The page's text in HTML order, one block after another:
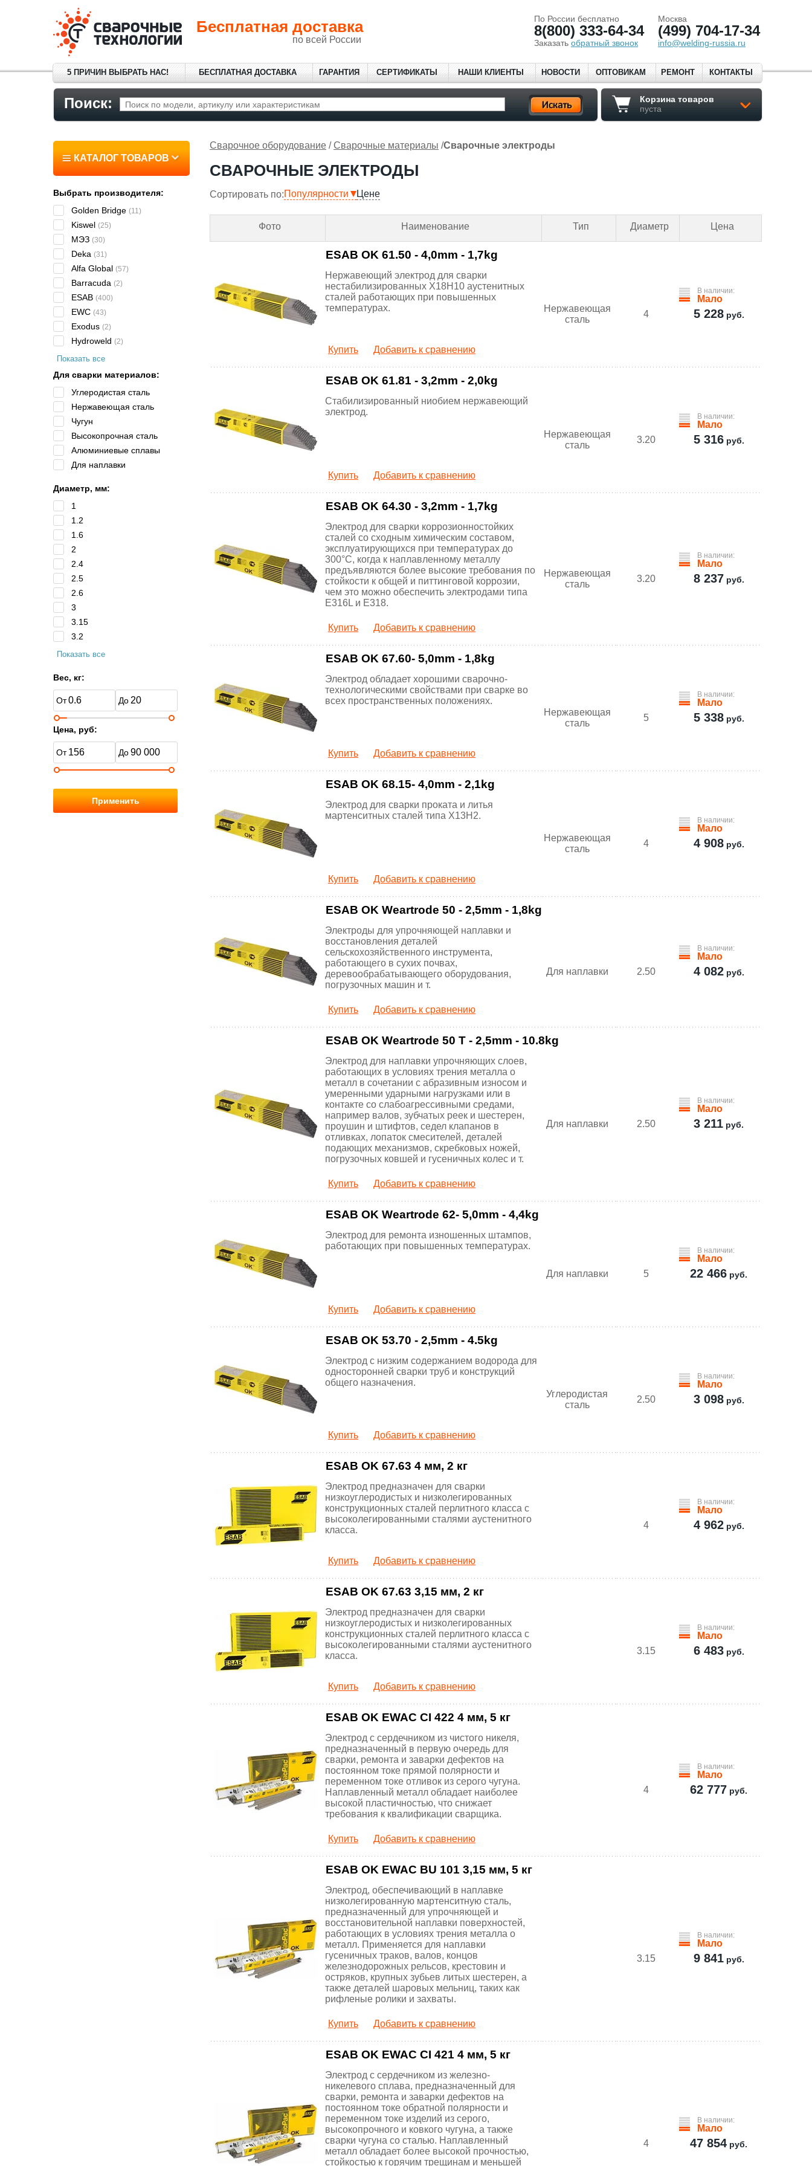
Бесплатная доставка
по всей России
По России бесплатно
8(800) 333-64-34
Заказать обратный звонок
Москва
(499) 704-17-34
info@welding-russia.ru
5 ПРИЧИН ВЫБРАТЬ НАС! БЕСПЛАТНАЯ ДОСТАВКА ГАРАНТИЯ СЕРТИФИКАТЫ НАШИ КЛИЕНТЫ НОВОСТИ ОПТОВИКАМ РЕМОНТ КОНТАКТЫ
Поиск:
Корзина товаров
пуста
Сварочное оборудование / Сварочные материалы /Сварочные электроды
СВАРОЧНЫЕ ЭЛЕКТРОДЫ
Сортировать по:Популярности Цене
Фото Наименование Тип Диаметр Цена
ESAB OK 61.50 - 4,0mm - 1,7kg
Нержавеющий электрод для сварки
нестабилизированных Х18Н10 аустенитных
сталей работающих при повышенных
температурах.
Купить Добавить к сравнению
Нержавеющая
сталь
4
В наличии:
Мало
5 228руб.
ESAB OK 61.81 - 3,2mm - 2,0kg
Стабилизированный ниобием нержавеющий
электрод.
Купить Добавить к сравнению
Нержавеющая
сталь
3.20
В наличии:
Мало
5 316руб.
ESAB OK 64.30 - 3,2mm - 1,7kg
Электрод для сварки коррозионностойких
сталей со сходным химическим составом,
эксплуатирующихся при температурах до
300°С, когда к наплавленному металлу
предъявляются более высокие требования по
стойкости к общей и питтинговой коррозии,
чем это можно обеспечить электродами типа
E316L и E318.
Купить Добавить к сравнению
Нержавеющая
сталь
3.20
В наличии:
Мало
8 237 руб.
ESAB OK 67.60- 5,0mm - 1,8kg
Электрод обладает хорошими сварочно-
технологическими свойствами при сварке во
всех пространственных положениях.
Купить Добавить к сравнению
Нержавеющая
сталь
5
В наличии:
Мало
5 338руб.
ESAB OK 68.15- 4,0mm - 2,1kg
Электрод для сварки проката и литья
мартенситных сталей типа Х13Н2.
Купить Добавить к сравнению
Нержавеющая
сталь
4
В наличии:
Мало
4 908руб.
ESAB OK Weartrode 50 - 2,5mm - 1,8kg
Электроды для упрочняющей наплавки и
восстановления деталей
сельскохозяйственного инструмента,
работающего в сухих почвах,
деревообрабатывающего оборудования,
погрузочных машин и т.
Купить Добавить к сравнению
Для наплавки 2.50
В наличии:
Мало
4 082руб.
ESAB OK Weartrode 50 T - 2,5mm - 10.8kg
Электрод для наплавки упрочняющих слоев,
работающих в условиях трения металла о
металл в сочетании с абразивным износом и
умеренными ударными нагрузками или в
контакте со слабоагрессивными средами,
например валов, зубчатых реек и шестерен,
проушин и штифтов, седел клапанов в
отливках, лопаток смесителей, деталей
подающих механизмов, скребковых ножей,
погрузочных ковшей и гусеничных колес и т.
Купить Добавить к сравнению
Для наплавки 2.50
В наличии:
Мало
3 211 руб.
ESAB OK Weartrode 62- 5,0mm - 4,4kg
Электрод для ремонта изношенных штампов,
работающих при повышенных температурах.
Купить Добавить к сравнению
Для наплавки 5
В наличии:
Мало
22 466 руб.
ESAB OK 53.70 - 2,5mm - 4.5kg
Электрод с низким содержанием водорода для
односторонней сварки труб и конструкций
общего назначения.
Купить Добавить к сравнению
Углеродистая
сталь
2.50
В наличии:
Мало
3 098руб.
ESAB OK 67.63 4 мм, 2 кг
Электрод предназначен для сварки
низкоуглеродистых и низколегированных
конструкционных сталей перлитного класса с
высоколегированными сталями аустенитного
класса.
Купить Добавить к сравнению
4
В наличии:
Мало
4 962руб.
ESAB OK 67.63 3,15 мм, 2 кг
Электрод предназначен для сварки
низкоуглеродистых и низколегированных
конструкционных сталей перлитного класса с
высоколегированными сталями аустенитного
класса.
Купить Добавить к сравнению
3.15
В наличии:
Мало
6 483руб.
ESAB OK EWAC CI 422 4 мм, 5 кг
Электрод с сердечником из чистого никеля,
предназначенный в первую очередь для
сварки, ремонта и заварки дефектов на
постоянном токе прямой полярности и
переменном токе отливок из серого чугуна.
Наплавленный металл обладает наиболее
высокой пластичностью, что снижает
требования к квалификации сварщика.
Купить Добавить к сравнению
4
В наличии:
Мало
62 777 руб.
ESAB OK EWAC BU 101 3,15 мм, 5 кг
Электрод, обеспечивающий в наплавке
низколегированную мартенситную сталь,
предназначенный для упрочняющей и
восстановительной наплавки поверхностей,
работающих в условиях трения металла о
металл. Применяется для наплавки
гусеничных траков, валов, концов
железнодорожных рельсов, крестовин и
остряков, крупных зубьев литых шестерен, а
также деталей шаровых мельниц, таких как
рифленые ролики и захваты.
Купить Добавить к сравнению
3.15
В наличии:
Мало
9 841руб.
ESAB OK EWAC CI 421 4 мм, 5 кг
Электрод с сердечником из железно-
никелевого сплава, предназначенный для
сварки, ремонта и заварки дефектов на
постоянном токе обратной полярности и
переменном токе изделий из серого,
высокопрочного и ковкого чугуна, а также
сварки чугуна со сталью. Наплавленный
металл обладает более высокой прочностью,
стойкостью к горячим трещинам и меньшей
4
В наличии:
Мало
47 854 руб.
КАТАЛОГ ТОВАРОВ
Выбрать производителя:
Golden Bridge (11)
Kiswel (25)
МЭЗ (30)
Deka (31)
Alfa Global (57)
Barracuda (2)
ESAB (400)
EWC (43)
Exodus (2)
Hydroweld (2)
Показать все
Для сварки материалов:
Углеродистая сталь
Нержавеющая сталь
Чугун
Высокопрочная сталь
Алюминиевые сплавы
Для наплавки
Диаметр, мм:
1
1.2
1.6
2
2.4
2.5
2.6
3
3.15
3.2
Показать все
Вес, кг:
Цена, руб:
Применить